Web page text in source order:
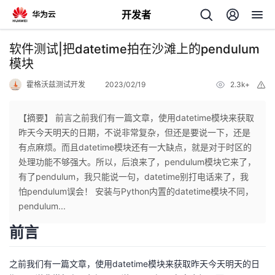
开发者
返
回
个
人
主
页
我
的
开
发
软件测试|把datetime拍在沙滩上的pendulum
模块
霍格沃兹测试开发 2023/02/19 2.3k+
【摘要】 前言之前我们有一篇文章，使用datetime模块来获取
昨天今天明天的日期，不说非常复杂，但还是要说一下，还是
有点麻烦。而且datetime模块还有一大缺点，就是对于时区的
处理功能不够强大。所以，后浪来了，pendulum模块它来了，
有了pendulum，我只能说一句，datetime别打电话来了，我
怕pendulum误会！ 安装与Python内置的datetime模块不同，
pendulum...
前言
之前我们有一篇文章，使用datetime模块来获取昨天今天明天的日